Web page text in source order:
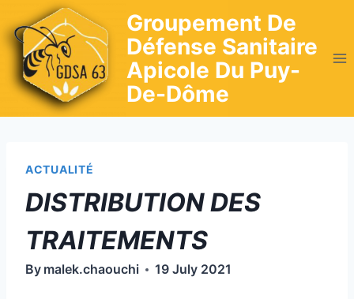
to
content
Groupement De
Défense Sanitaire
Apicole Du Puy-
De-Dôme
ACTUALITÉ
DISTRIBUTION DES
TRAITEMENTS
By malek.chaouchi 19 July 2021